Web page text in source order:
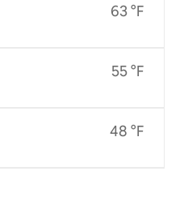
63 °F
55 °F
48 °F